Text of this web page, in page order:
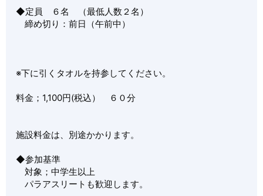
◆定員 ６名 （最低人数２名）
締め切り：前日（午前中）
※下に引くタオルを持参してください。
料金；1,100円(税込） ６０分
施設料金は、別途かかります。
◆参加基準
対象；中学生以上
パラアスリートも歓迎します。